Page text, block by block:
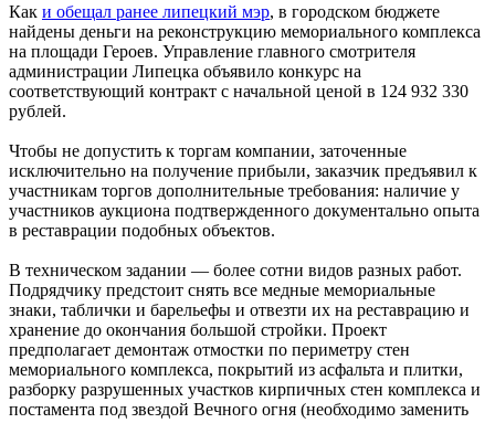
Как и обещал ранее липецкий мэр, в городском бюджете
найдены деньги на реконструкцию мемориального комплекса
на площади Героев. Управление главного смотрителя
администрации Липецка объявило конкурс на
соответствующий контракт с начальной ценой в 124 932 330
рублей.
Чтобы не допустить к торгам компании, заточенные
исключительно на получение прибыли, заказчик предъявил к
участникам торгов дополнительные требования: наличие у
участников аукциона подтвержденного документально опыта
в реставрации подобных объектов.
В техническом задании — более сотни видов разных работ.
Подрядчику предстоит снять все медные мемориальные
знаки, таблички и барельефы и отвезти их на реставрацию и
хранение до окончания большой стройки. Проект
предполагает демонтаж отмостки по периметру стен
мемориального комплекса, покрытий из асфальта и плитки,
разборку разрушенных участков кирпичных стен комплекса и
постамента под звездой Вечного огня (необходимо заменить